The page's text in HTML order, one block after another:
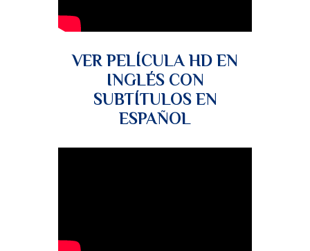
VER PELÍCULA HD EN
INGLÉS CON
SUBTÍTULOS EN
ESPAÑOL